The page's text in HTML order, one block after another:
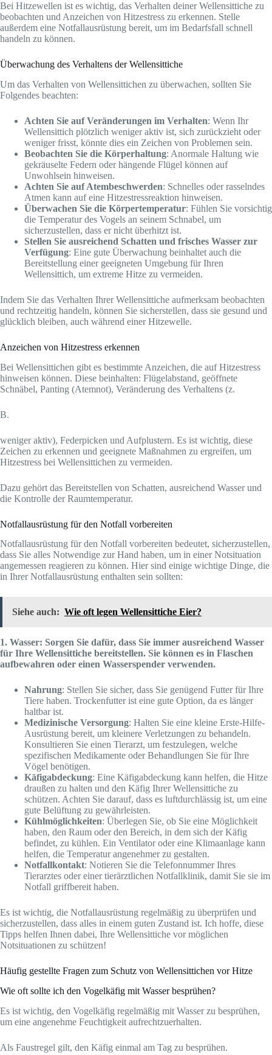
Bei Hitzewellen ist es wichtig, das Verhalten deiner Wellensittiche zu
beobachten und Anzeichen von Hitzestress zu erkennen. Stelle
außerdem eine Notfallausrüstung bereit, um im Bedarfsfall schnell
handeln zu können.
Überwachung des Verhaltens der Wellensittiche
Um das Verhalten von Wellensittichen zu überwachen, sollten Sie
Folgendes beachten:
Achten Sie auf Veränderungen im Verhalten: Wenn Ihr
Wellensittich plötzlich weniger aktiv ist, sich zurückzieht oder
weniger frisst, könnte dies ein Zeichen von Problemen sein.
Beobachten Sie die Körperhaltung: Anormale Haltung wie
gekräuselte Federn oder hängende Flügel können auf
Unwohlsein hinweisen.
Achten Sie auf Atembeschwerden: Schnelles oder rasselndes
Atmen kann auf eine Hitzestressreaktion hinweisen.
Überwachen Sie die Körpertemperatur: Fühlen Sie vorsichtig
die Temperatur des Vogels an seinem Schnabel, um
sicherzustellen, dass er nicht überhitzt ist.
Stellen Sie ausreichend Schatten und frisches Wasser zur
Verfügung: Eine gute Überwachung beinhaltet auch die
Bereitstellung einer geeigneten Umgebung für Ihren
Wellensittich, um extreme Hitze zu vermeiden.
Indem Sie das Verhalten Ihrer Wellensittiche aufmerksam beobachten
und rechtzeitig handeln, können Sie sicherstellen, dass sie gesund und
glücklich bleiben, auch während einer Hitzewelle.
Anzeichen von Hitzestress erkennen
Bei Wellensittichen gibt es bestimmte Anzeichen, die auf Hitzestress
hinweisen können. Diese beinhalten: Flügelabstand, geöffnete
Schnäbel, Panting (Atemnot), Veränderung des Verhaltens (z.
B.
weniger aktiv), Federpicken und Aufplustern. Es ist wichtig, diese
Zeichen zu erkennen und geeignete Maßnahmen zu ergreifen, um
Hitzestress bei Wellensittichen zu vermeiden.
Dazu gehört das Bereitstellen von Schatten, ausreichend Wasser und
die Kontrolle der Raumtemperatur.
Notfallausrüstung für den Notfall vorbereiten
Notfallausrüstung für den Notfall vorbereiten bedeutet, sicherzustellen,
dass Sie alles Notwendige zur Hand haben, um in einer Notsituation
angemessen reagieren zu können. Hier sind einige wichtige Dinge, die
in Ihrer Notfallausrüstung enthalten sein sollten:
Siehe auch: Wie oft legen Wellensittiche Eier?
1. Wasser: Sorgen Sie dafür, dass Sie immer ausreichend Wasser
für Ihre Wellensittiche bereitstellen. Sie können es in Flaschen
aufbewahren oder einen Wasserspender verwenden.
Nahrung: Stellen Sie sicher, dass Sie genügend Futter für Ihre
Tiere haben. Trockenfutter ist eine gute Option, da es länger
haltbar ist.
Medizinische Versorgung: Halten Sie eine kleine Erste-Hilfe-
Ausrüstung bereit, um kleinere Verletzungen zu behandeln.
Konsultieren Sie einen Tierarzt, um festzulegen, welche
spezifischen Medikamente oder Behandlungen Sie für Ihre
Vögel benötigen.
Käfigabdeckung: Eine Käfigabdeckung kann helfen, die Hitze
draußen zu halten und den Käfig Ihrer Wellensittiche zu
schützen. Achten Sie darauf, dass es luftdurchlässig ist, um eine
gute Belüftung zu gewährleisten.
Kühlmöglichkeiten: Überlegen Sie, ob Sie eine Möglichkeit
haben, den Raum oder den Bereich, in dem sich der Käfig
befindet, zu kühlen. Ein Ventilator oder eine Klimaanlage kann
helfen, die Temperatur angenehmer zu gestalten.
Notfallkontakt: Notieren Sie die Telefonnummer Ihres
Tierarztes oder einer tierärztlichen Notfallklinik, damit Sie sie im
Notfall griffbereit haben.
Es ist wichtig, die Notfallausrüstung regelmäßig zu überprüfen und
sicherzustellen, dass alles in einem guten Zustand ist. Ich hoffe, diese
Tipps helfen Ihnen dabei, Ihre Wellensittiche vor möglichen
Notsituationen zu schützen!
Häufig gestellte Fragen zum Schutz von Wellensittichen vor Hitze
Wie oft sollte ich den Vogelkäfig mit Wasser besprühen?
Es ist wichtig, den Vogelkäfig regelmäßig mit Wasser zu besprühen,
um eine angenehme Feuchtigkeit aufrechtzuerhalten.
Als Faustregel gilt, den Käfig einmal am Tag zu besprühen.